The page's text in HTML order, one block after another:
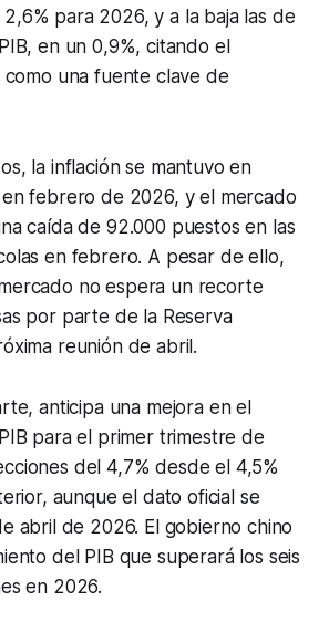
para 2026, y a la baja las de
en un 0,9%, citando el
una fuente clave de
la inflación se mantuvo en
febrero de 2026, y el mercado
caída de 92.000 puestos en las
en febrero. A pesar de ello,
no espera un recorte
por parte de la Reserva
reunión de abril.
anticipa una mejora en el
para el primer trimestre de
del 4,7% desde el 4,5%
aunque el dato oficial se
abril de 2026. El gobierno chino
del PIB que superará los seis
en 2026.